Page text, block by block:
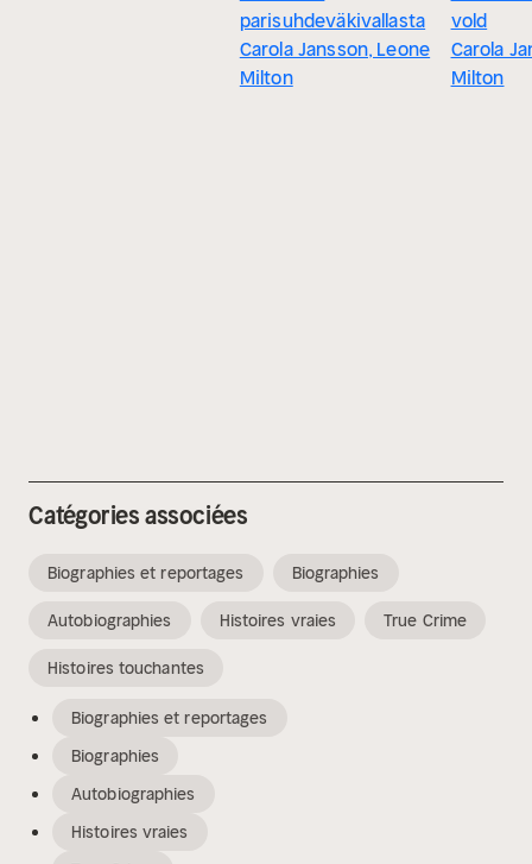
parisuhdeväkivallasta
Carola Jansson, Leone
Milton
vold
Carola
Milton
Catégories associées
Biographies et reportages Biographies
Autobiographies Histoires vraies True Crime
Histoires touchantes
Biographies et reportages
Biographies
Autobiographies
Histoires vraies